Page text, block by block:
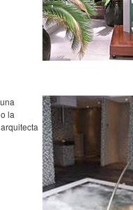
la